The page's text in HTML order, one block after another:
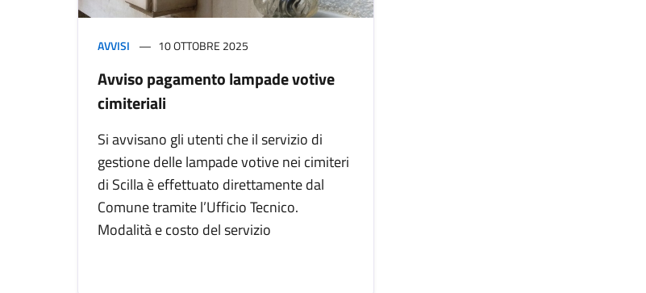
AVVISI 10 OTTOBRE 2025
Avviso pagamento lampade votive
cimiteriali
Si avvisano gli utenti che il servizio di
gestione delle lampade votive nei cimiteri
di Scilla è effettuato direttamente dal
Comune tramite l’Ufficio Tecnico.
Modalità e costo del servizio